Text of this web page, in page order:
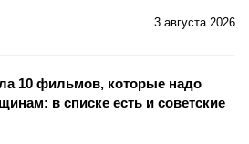
3 августа 2026
10 фильмов, которые надо
в списке есть и советские